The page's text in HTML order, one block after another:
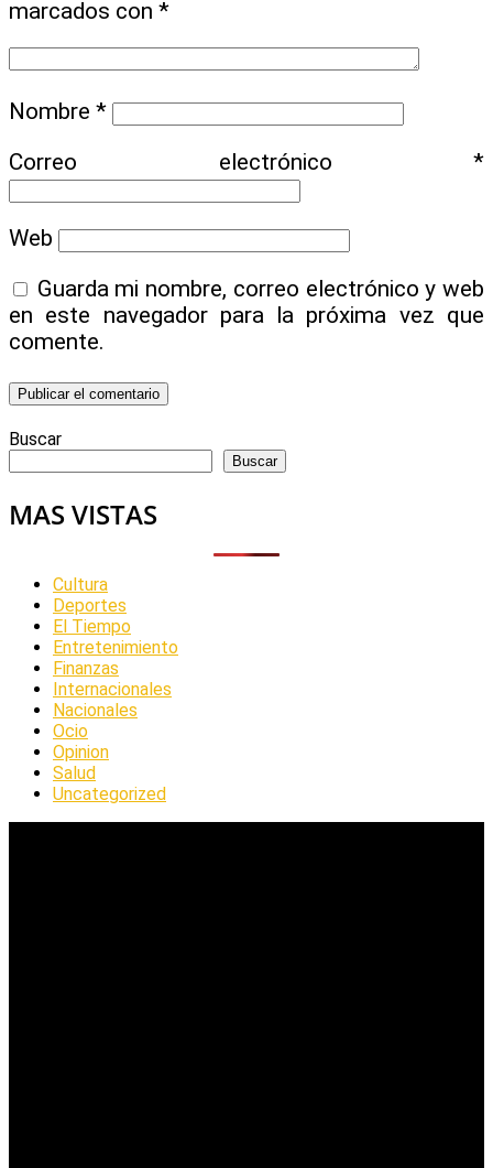
marcados con *
Nombre *
Correo electrónico *
Web
Guarda mi nombre, correo electrónico y web
en este navegador para la próxima vez que
comente.
Buscar
Buscar
MAS VISTAS
Cultura
Deportes
El Tiempo
Entretenimiento
Finanzas
Internacionales
Nacionales
Ocio
Opinion
Salud
Uncategorized